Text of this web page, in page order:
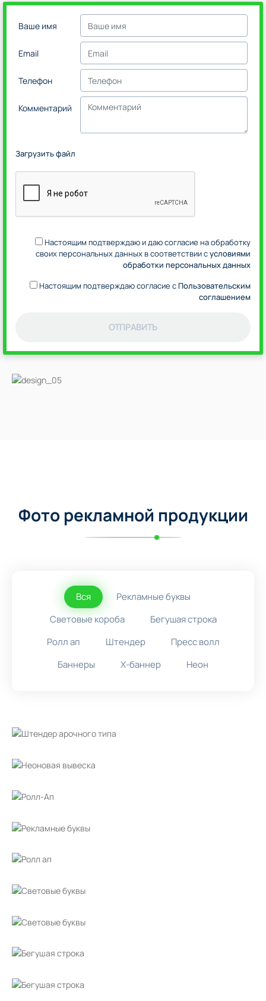
Ваше имя
Email
Телефон
Комментарий
Загрузить файл
Настоящим подтверждаю и даю согласие на обработку
своих персональных данных в соответствии сусловиями
обработки персональных данных
Настоящим подтверждаю согласие сПользовательским
соглашением
ОТПРАВИТЬ
Фото рекламной продукции
Вся
Рекламные буквы
Световые короба
Бегушая строка
Ролл ап
Штендер
Пресс волл
Баннеры
X-баннер Неон